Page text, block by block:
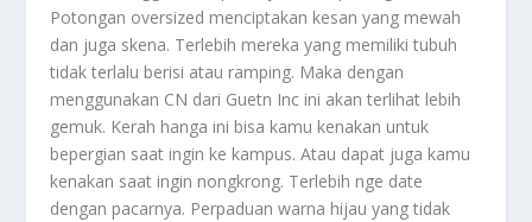
Potongan oversized menciptakan kesan yang mewah
dan juga skena. Terlebih mereka yang memiliki tubuh
tidak terlalu berisi atau ramping. Maka dengan
menggunakan CN dari Guetn Inc ini akan terlihat lebih
gemuk. Kerah hanga ini bisa kamu kenakan untuk
bepergian saat ingin ke kampus. Atau dapat juga kamu
kenakan saat ingin nongkrong. Terlebih nge date
dengan pacarnya. Perpaduan warna hijau yang tidak